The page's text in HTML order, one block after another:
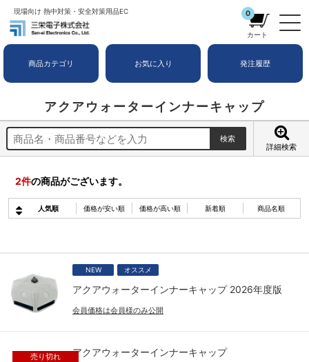
現場向け 熱中対策・安全対策用品EC 0
カート
商品カテゴリ お気に入り 発注履歴
アクアウォーターインナーキャップ
詳細検索
2件の商品がございます。
人気順 価格が安い順 価格が高い順 新着順 商品名順
NEW オススメ
アクアウォーターインナーキャップ 2026年度版
会員価格は会員様のみ公開
アクアウォーターインナーキャップ
売り切れ